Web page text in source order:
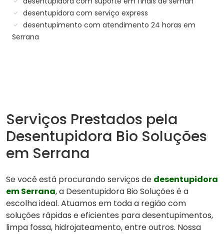
desentupidora com serviço express
desentupimento com atendimento 24 horas em
Serrana
Serviços Prestados pela
Desentupidora Bio Soluções
em Serrana
Se você está procurando serviços de desentupidora
em Serrana, a Desentupidora Bio Soluções é a
escolha ideal. Atuamos em toda a região com
soluções rápidas e eficientes para desentupimentos,
limpa fossa, hidrojateamento, entre outros. Nossa